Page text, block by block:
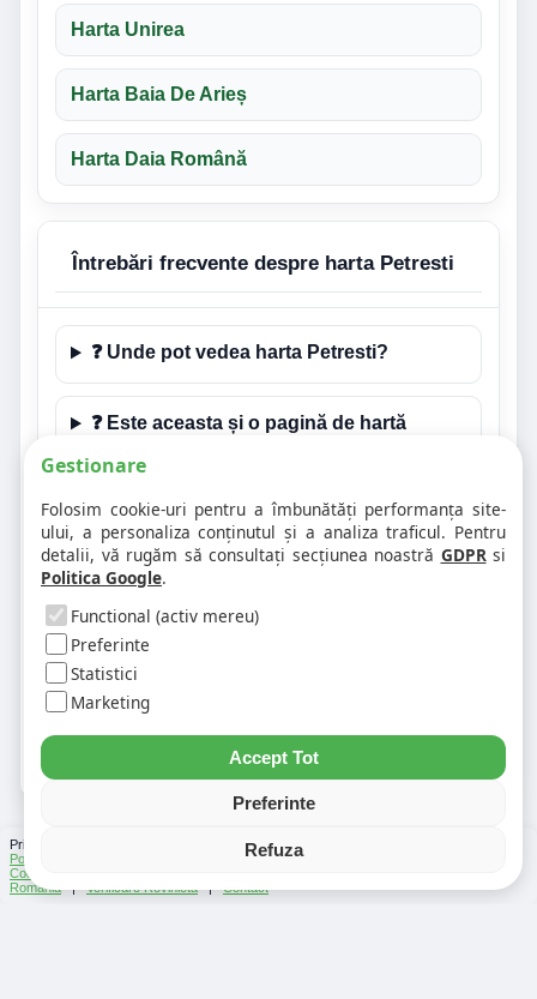
Harta Unirea
Harta Baia De Arieș
Harta Daia Română
Întrebări frecvente despre harta Petresti
❓ Unde pot vedea harta Petresti?
❓ Este aceasta și o pagină de hartă
❓ Pot calcula distanțe rutiere din
Petresti?
❓ Unde găsesc codul poștal pentru
Petresti?
❓ Ce alte informații locale vor fi
Prin folosirea Chat-ului Privabon, intelegem ca esti de acord cu
Politica de confidentialitate
TestelefacuteCe urmeaza
Cod Postal
România|Verificare Rovinieta|Contact
Gestionare
Folosim cookie-uri pentru a îmbunătăți performanța site-
ului, a personaliza conținutul și a analiza traficul. Pentru
detalii, vă rugăm să consultați secțiunea noastră GDPRsi
Politica Google.
Functional (activ mereu)
Preferinte
Statistici
Marketing
Accept Tot
Preferinte
Refuza